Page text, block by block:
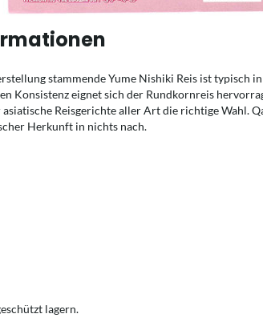
stammende Yume Nishiki Reis ist typisch
Konsistenz eignet sich der Rundkornreis
Reisgerichte aller Art die richtige Wahl.
Herkunft in nichts nach.
lagern.